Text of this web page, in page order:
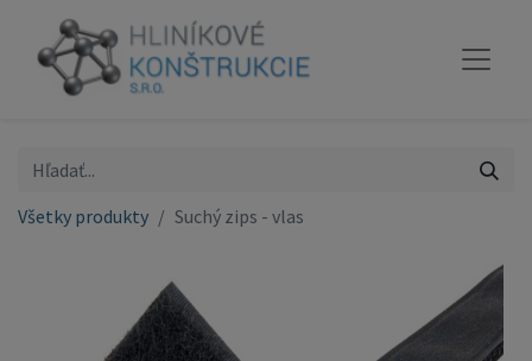
Všetky produkty Suchý zips - vlas